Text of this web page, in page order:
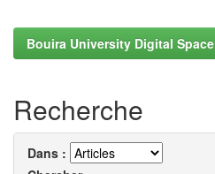
Bouira University Digital Space
Recherche
Dans :